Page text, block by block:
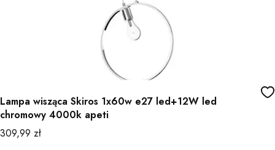
Lampa wisząca Skiros 1x60w e27 led+12W led
chromowy 4000k apeti
Cena
309,99 zł